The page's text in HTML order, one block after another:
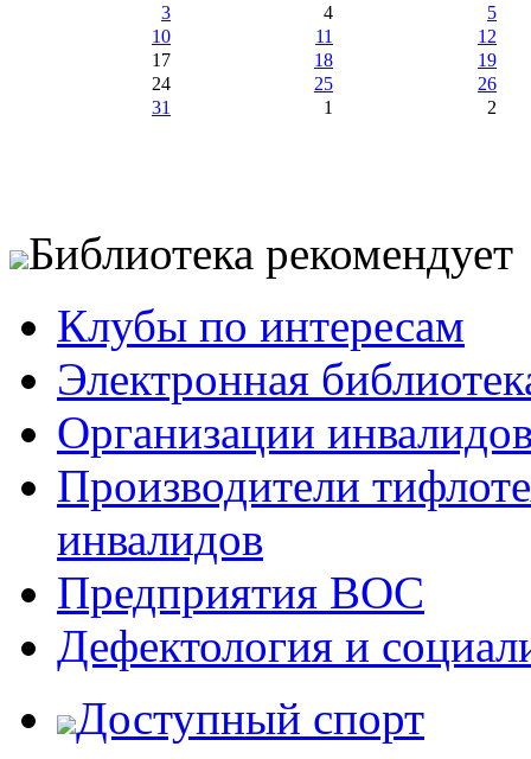
3
4
5
10
11
12
17
18
19
24
25
26
31
1 2
Библиотека рекомендует
Клубы по интересам
Электронная
Организации
Производители
инвалидов
Предприятия ВОС
Дефектология и
Доступный спорт